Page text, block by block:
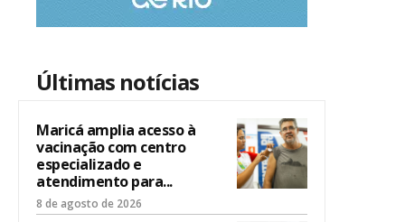
Últimas notícias
Maricá amplia acesso à
vacinação com centro
especializado e
atendimento para...
8 de agosto de 2026